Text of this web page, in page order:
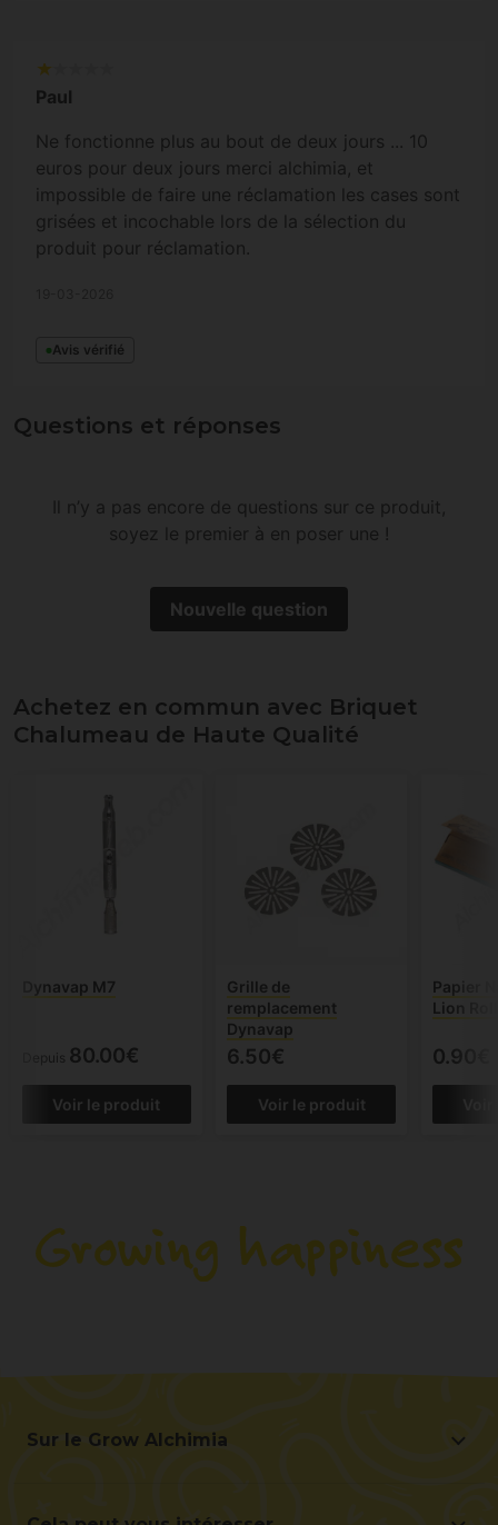
Paul
Ne fonctionne plus au bout de deux jours ... 10
euros pour deux jours merci alchimia, et
impossible de faire une réclamation les cases sont
grisées et incochable lors de la sélection du
produit pour réclamation.
Avis vérifié
Questions et réponses
Il n’y a pas encore de questions sur ce produit,
soyez le premier à en poser une !
Nouvelle question
Achetez en commun avec Briquet
Chalumeau de Haute Qualité
Dynavap M7
Depuis 80.00€
Voir le produit
Grille de
remplacement
Dynavap
6.50€
Voir le produit
Papier
Lion
0.90€
Sur le Grow Alchimia
Situation et contact